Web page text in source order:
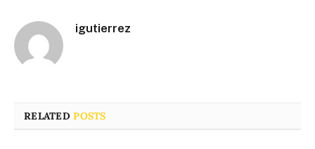
igutierrez
RELATEDPOSTS